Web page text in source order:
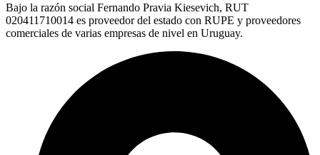
Bajo la razón social Fernando Pravia Kiesevich, RUT
020411710014 es proveedor del estado con RUPE y proveedores
comerciales de varias empresas de nivel en Uruguay.